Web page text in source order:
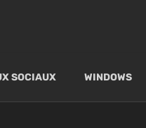
SOCIAUX WINDOWS